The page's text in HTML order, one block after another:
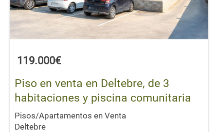
119.000€
Piso en venta en Deltebre, de 3
habitaciones y piscina comunitaria
Pisos/Apartamentos en Venta
Deltebre